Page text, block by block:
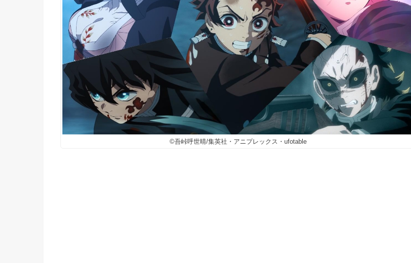
©吾峠呼世晴/集英社・アニプレックス・ufotable